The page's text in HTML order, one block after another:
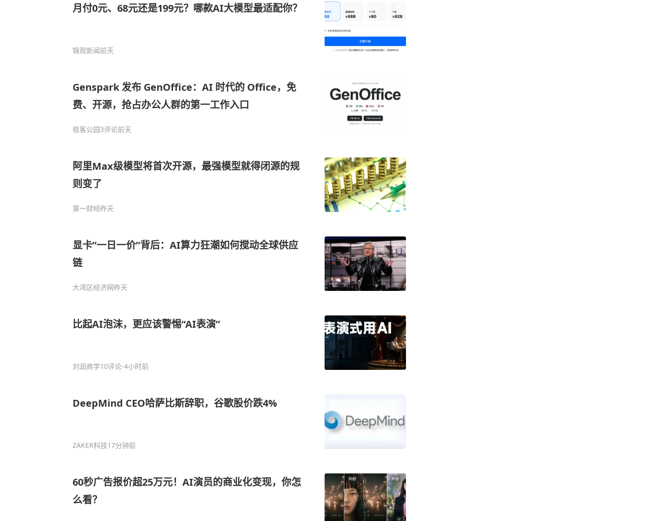
月付0元、68元还是199元？哪款AI大模型最适配你？
锦观新闻前天
Genspark 发布 GenOffice：AI 时代的 Office，免
费、开源，抢占办公人群的第一工作入口
极客公园3评论前天
阿里Max级模型将首次开源，最强模型就得闭源的规
则变了
第一财经昨天
显卡“一日一价”背后：AI算力狂潮如何搅动全球供应
链
大湾区经济网昨天
比起AI泡沫，更应该警惕“AI表演”
刘润商学10评论-4小时前
DeepMind CEO哈萨比斯辞职，谷歌股价跌4%
ZAKER科技17分钟前
60秒广告报价超25万元！AI演员的商业化变现，你怎
么看？